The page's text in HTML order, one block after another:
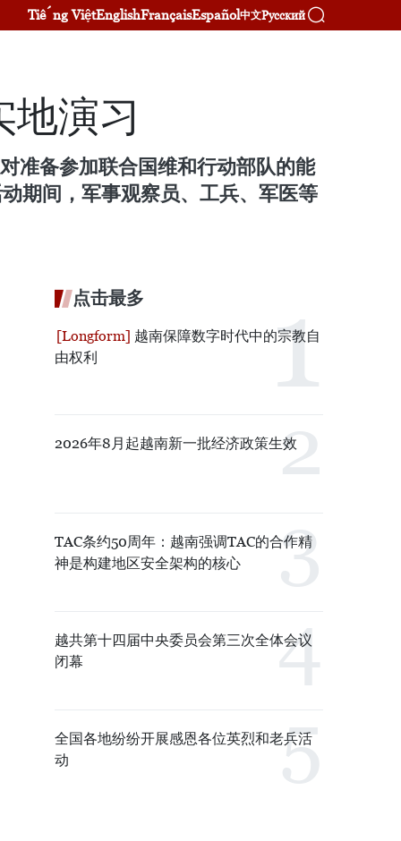
Tiếng ViệtEnglishFrançaisEspañol中文Русский
地演习
准备参加联合国维和行动部队的能
期间，军事观察员、工兵、军医等
点击最多
越南保障数字时代中的宗教自
由权利
2026年8月起越南新一批经济政策生效
TAC条约50周年：越南强调TAC的合作精
神是构建地区安全架构的核心
越共第十四届中央委员会第三次全体会议
闭幕
全国各地纷纷开展感恩各位英烈和老兵活
动